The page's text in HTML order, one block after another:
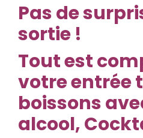
Pas de
sortie !
Tout est
votre entrée
boissons
alcool,